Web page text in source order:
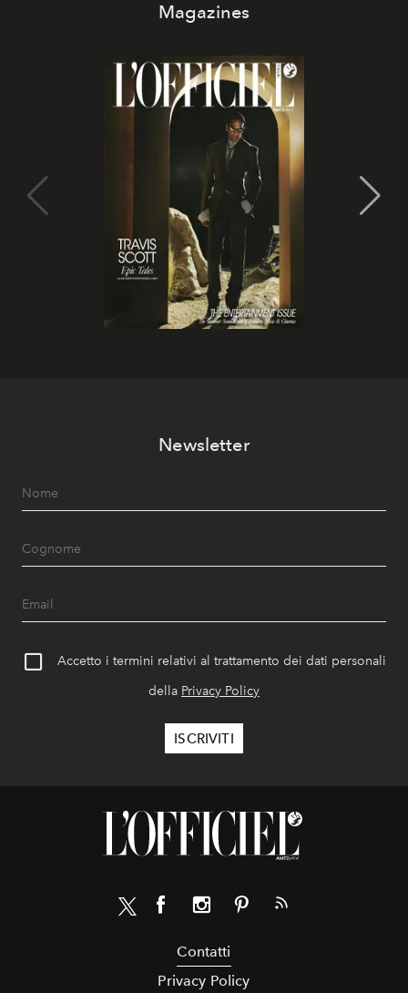
Magazines
Newsletter
Accetto i termini relativi al trattamento dei dati personali
della Privacy Policy
Contatti
Privacy Policy